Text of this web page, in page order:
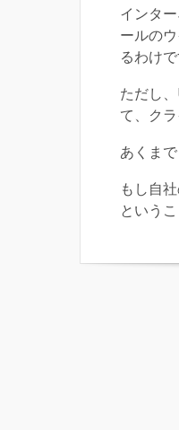
インタ
ールの
るわけで
ただし
て、ク
あくま
もし自
という